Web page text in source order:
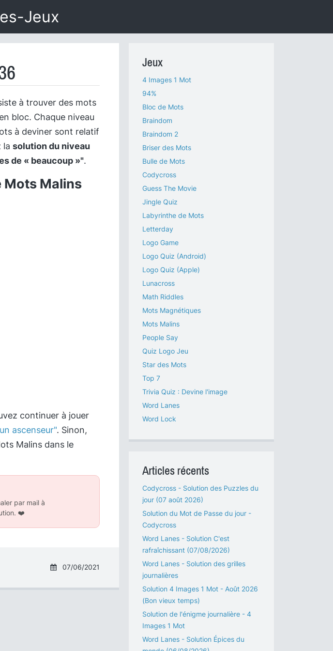
Jeux
à trouver des mots
bloc. Chaque niveau
à deviner sont relatif
la solution du niveau
de « beaucoup »".
Mots Malins
continuer à jouer
ascenseur". Sinon,
Malins dans le
par mail à
❤️
07/06/2021
Jeux
4 Images 1 Mot
94%
Bloc de Mots
Braindom
Braindom 2
Briser des Mots
Bulle de Mots
Codycross
Guess The Movie
Jingle Quiz
Labyrinthe de Mots
Letterday
Logo Game
Logo Quiz (Android)
Logo Quiz (Apple)
Lunacross
Math Riddles
Mots Magnétiques
Mots Malins
People Say
Quiz Logo Jeu
Star des Mots
Top 7
Trivia Quiz : Devine l'image
Word Lanes
Word Lock
Articles récents
Codycross - Solution des Puzzles du
jour (07 août 2026)
Solution du Mot de Passe du jour -
Codycross
Word Lanes - Solution C'est
rafraîchissant (07/08/2026)
Word Lanes - Solution des grilles
journalières
Solution 4 Images 1 Mot - Août 2026
(Bon vieux temps)
Solution de l'énigme journalière - 4
Images 1 Mot
Word Lanes - Solution Épices du